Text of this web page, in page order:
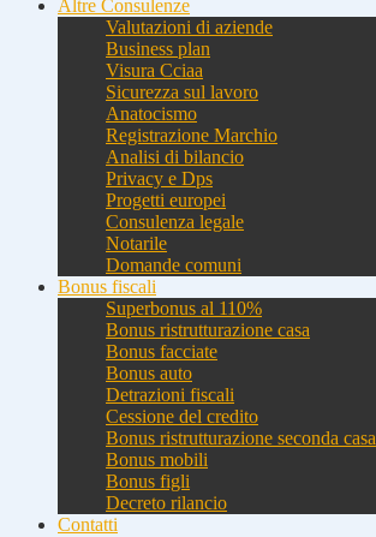
Altre Consulenze
Valutazioni di aziende
Business plan
Visura Cciaa
Sicurezza sul lavoro
Anatocismo
Registrazione Marchio
Analisi di bilancio
Privacy e Dps
Progetti europei
Consulenza legale
Notarile
Domande comuni
Bonus fiscali
Superbonus al 110%
Bonus ristrutturazione casa
Bonus facciate
Bonus auto
Detrazioni fiscali
Cessione del credito
Bonus ristrutturazione seconda casa
Bonus mobili
Bonus figli
Decreto rilancio
Contatti